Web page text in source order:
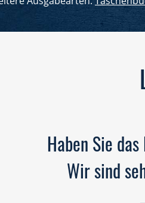
Haben Sie
Wir sind